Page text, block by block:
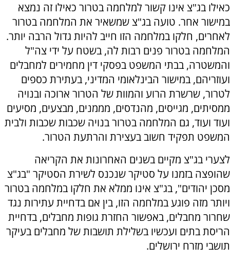
כאילו בג"צ אינו קשור למלחמה בטרור כאילו זה נמצא
במישור אחר. טועה בג"צ שמשאיר את המלחמה בטרור
לאחרים, חלקו במלחמה הזו חייב להיות גדול הרבה יותר.
המלחמה בטרור פנים רבות לה, בשטח על ידי צה"ל
והמשטרה, בבתי המשפט בפסקי דין מחמירים למחבלים
ועוזריהם, במישור הבינלאומי המדיני, בעתירת כספים
לטרור, שרשרת הרוע והמוות של הטרור ארוכה ובנויה
ממסיתים, מגייסים, מהנדסים, מממנים, מבצעים, מסיעים
ועוד ועוד, גם המלחמה בטרור בנויה שכבות שכבות ולבית
המשפט תפקיד חשוב בעצירת והרתעת הטרור.
לצערי בג"צ מקיים בשנים האחרונות את הקריאה
שהופצה בזמנו על סטיקר שנכנס לשירת הסטיקר "בג"צ
מסכן יהודים", בג"צ אינו ממלא את חלקו במלחמה בטרור
ויותר מזה פוגע במלחמה הזו, בין אם בדחיית עתירות נגד
שחרור מחבלים, באפשור החזרת גופות מחבלים, בדחיית
הריסת בתים ועכשיו בשלילת תושבות של מחבלים בעיקר
תושבי מזרח ירושלים.